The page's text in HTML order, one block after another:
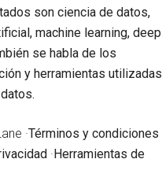
son ciencia de datos,
machine learning, deep
se habla de los
y herramientas utilizadas
·Términos y condiciones
· Herramientas de